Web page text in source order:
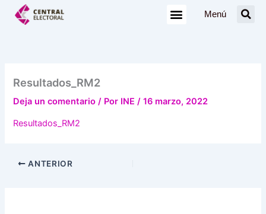
Menú
Resultados_RM2
Deja un comentario / Por INE/16 marzo, 2022
Resultados_RM2
ANTERIOR